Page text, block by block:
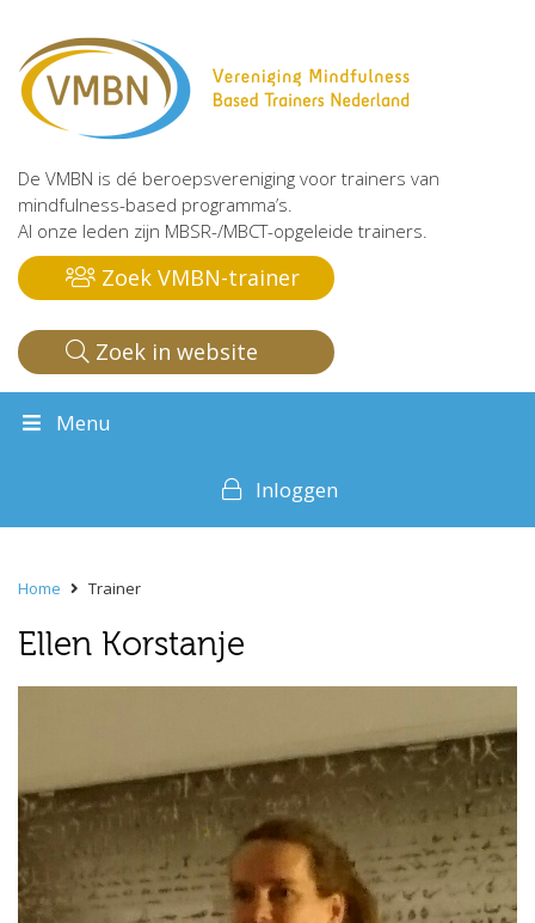
De VMBN is dé beroepsvereniging voor trainers van
mindfulness-based programma’s.
Al onze leden zijn MBSR-/MBCT-opgeleide trainers.
Zoek VMBN-trainer
Zoek in website
Menu
Inloggen
Home Trainer
Ellen Korstanje